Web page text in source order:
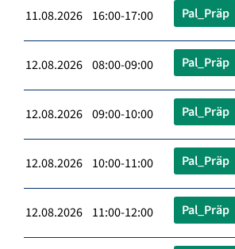
11.08.2026 16:00-17:00 Pal_Präp
12.08.2026 08:00-09:00 Pal_Präp
12.08.2026 09:00-10:00 Pal_Präp
12.08.2026 10:00-11:00 Pal_Präp
12.08.2026 11:00-12:00 Pal_Präp